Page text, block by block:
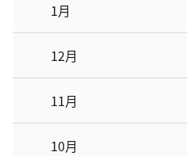
1月
12月
11月
10月